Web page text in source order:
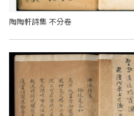
陶陶軒詩集 不分卷